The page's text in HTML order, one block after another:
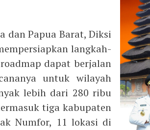
dan Papua Barat, Diksi
langkah-
dapat berjalan
untuk wilayah
lebih dari 280 ribu
tiga kabupaten
Numfor, 11 lokasi di